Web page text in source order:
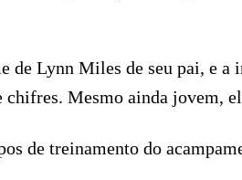
de Lynn Miles de seu pai, e
chifres. Mesmo ainda jovem,
de treinamento do